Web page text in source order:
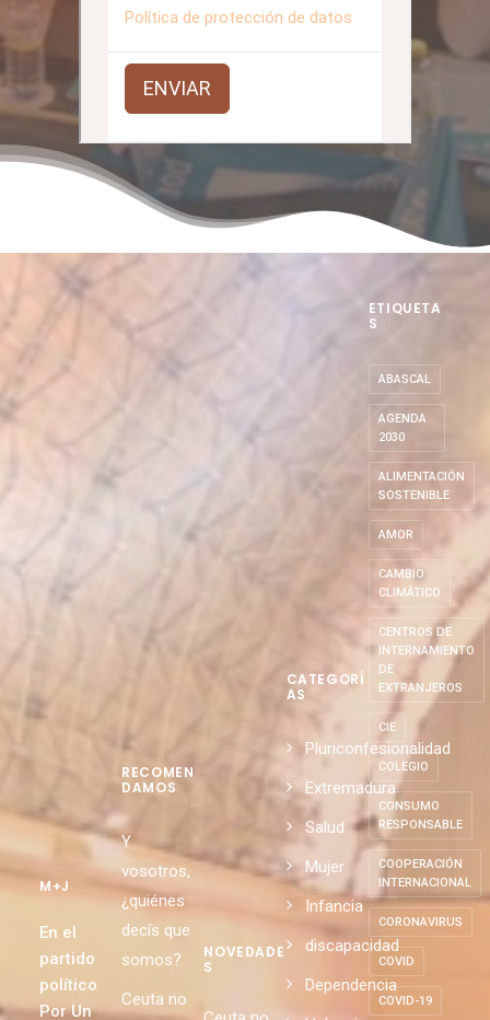
M+J
En el
RECOMEN
DAMOS
Y
vosotros,
decís que
CATEGORÍ
Pluriconfesionalidad
Extremadura
Salud
Mujer
Infancia
ETIQUETA
S
ABASCAL
AGENDA
2030
ALIMENTACIÓN
SOSTENIBLE
AMOR
CAMBIO
CLIMÁTICO
CENTROS DE
INTERNAMIENTO
DE
EXTRANJEROS
CIE
COLEGIO
CONSUMO
RESPONSABLE
COOPERACIÓN
INTERNACIONAL
CORONAVIRUS